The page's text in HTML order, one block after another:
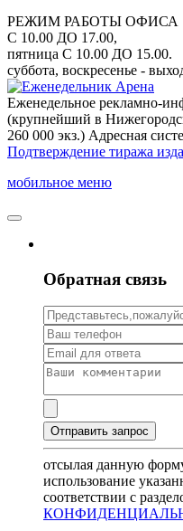
РЕЖИМ РАБОТЫ ОФИСА
С 10.00 ДО 17.00,
пятница С 10.00 ДО 15.00.
суббота, воскресенье -
Еженедельное рекламно-
(крупнейший в
260 000 экз.) Адресная
Подтверждение тиража
мобильное меню
Обратная связь
отсылая данную
использование
соответствии с